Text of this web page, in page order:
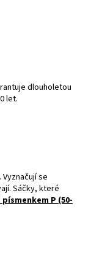
dlouholetou
let.
se
Sáčky, které
P (50-